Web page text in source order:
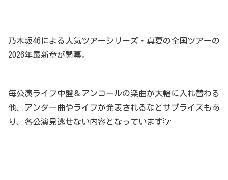
乃木坂46による人気ツアーシリーズ・真夏の全国ツアーの
2026年最新章が開幕。
毎公演ライブ中盤＆アンコールの楽曲が大幅に入れ替わる
他、アンダー曲やライブが発表されるなどサプライズもあ
り、各公演見逃せない内容となっています💡